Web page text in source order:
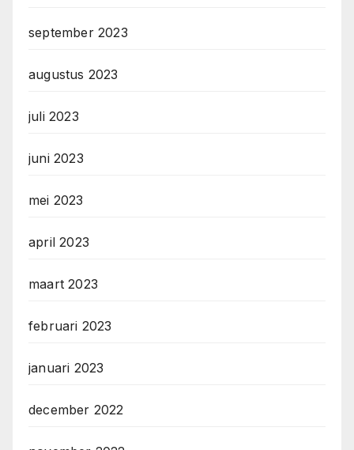
september 2023
augustus 2023
juli 2023
juni 2023
mei 2023
april 2023
maart 2023
februari 2023
januari 2023
december 2022